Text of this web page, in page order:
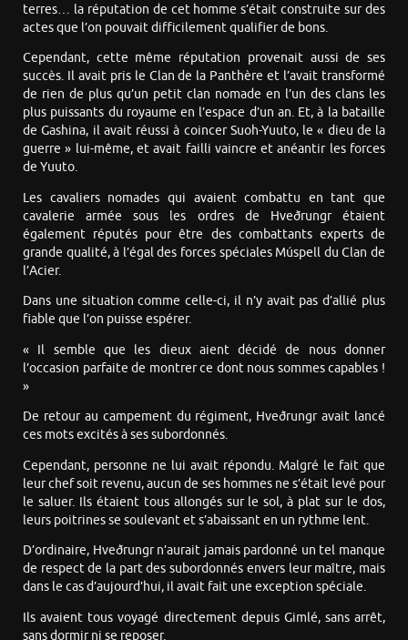
terres… la réputation de cet homme s’était construite sur des
actes que l’on pouvait difficilement qualifier de bons.
Cependant, cette même réputation provenait aussi de ses
succès. Il avait pris le Clan de la Panthère et l’avait transformé
de rien de plus qu’un petit clan nomade en l’un des clans les
plus puissants du royaume en l’espace d’un an. Et, à la bataille
de Gashina, il avait réussi à coincer Suoh-Yuuto, le « dieu de la
guerre » lui-même, et avait failli vaincre et anéantir les forces
de Yuuto.
Les cavaliers nomades qui avaient combattu en tant que
cavalerie armée sous les ordres de Hveðrungr étaient
également réputés pour être des combattants experts de
grande qualité, à l’égal des forces spéciales Múspell du Clan de
l’Acier.
Dans une situation comme celle-ci, il n’y avait pas d’allié plus
fiable que l’on puisse espérer.
« Il semble que les dieux aient décidé de nous donner
l’occasion parfaite de montrer ce dont nous sommes capables !
»
De retour au campement du régiment, Hveðrungr avait lancé
ces mots excités à ses subordonnés.
Cependant, personne ne lui avait répondu. Malgré le fait que
leur chef soit revenu, aucun de ses hommes ne s’était levé pour
le saluer. Ils étaient tous allongés sur le sol, à plat sur le dos,
leurs poitrines se soulevant et s’abaissant en un rythme lent.
D’ordinaire, Hveðrungr n’aurait jamais pardonné un tel manque
de respect de la part des subordonnés envers leur maître, mais
dans le cas d’aujourd’hui, il avait fait une exception spéciale.
Ils avaient tous voyagé directement depuis Gimlé, sans arrêt,
sans dormir ni se reposer.